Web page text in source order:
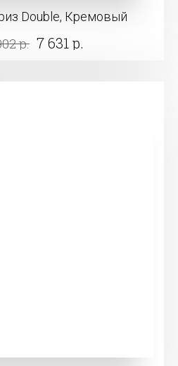
Double, Кремовый
р. 7 631 р.